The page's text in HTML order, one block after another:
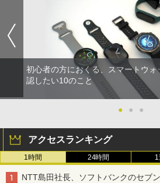
初心者の方におくる、スマートウ
認したい10のこと
● ● ●
アクセスランキング
1時間 24時間
NTT島田社長、ソフトバンクのセブ